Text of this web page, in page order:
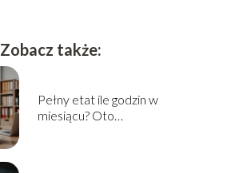
Zobacz także:
Pełny etat ile godzin w
miesiącu? Oto